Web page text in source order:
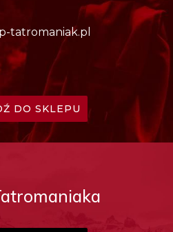
tatromaniak.pl
DO SKLEPU